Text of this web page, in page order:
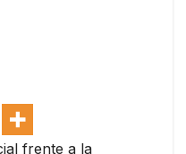
frente a la